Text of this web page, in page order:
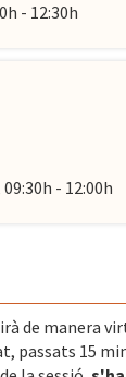
- 12:30h
- 12:00h
de manera
passats 15